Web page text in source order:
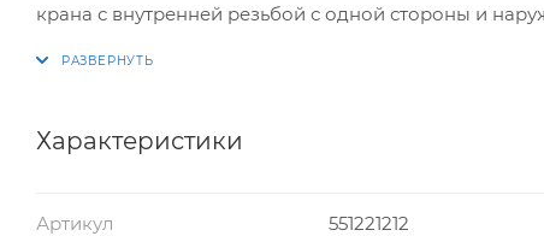
крана с внутренней резьбой с одной стороны и
Характеристики
Артикул 551221212